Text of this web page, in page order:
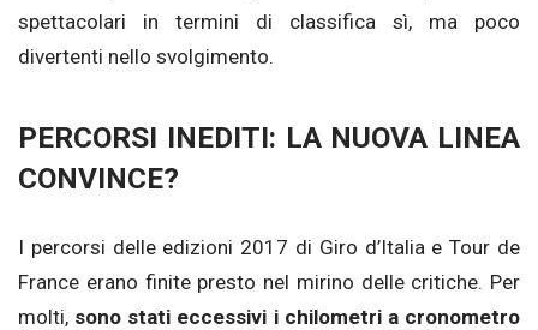
spettacolari in termini di classifica sì, ma poco
divertenti nello svolgimento.
PERCORSI INEDITI: LA NUOVA LINEA
CONVINCE?
I percorsi delle edizioni 2017 di Giro d’Italia e Tour de
France erano finite presto nel mirino delle critiche. Per
molti, sono stati eccessivi i chilometri a cronometro